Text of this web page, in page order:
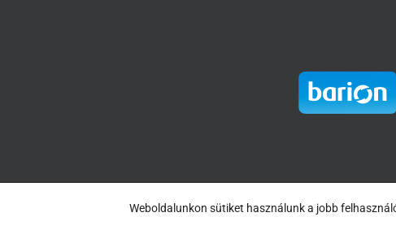
Copyright 2018-
Weboldalunkon sütiket használunk a jobb